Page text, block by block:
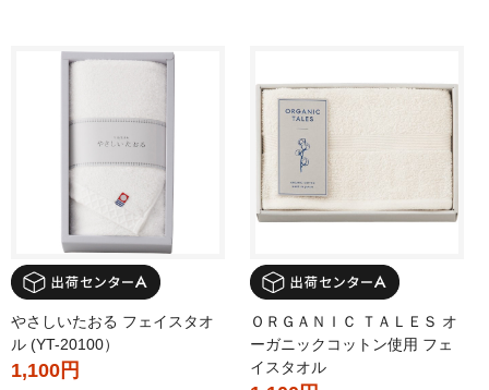
やさしいたおる フェイスタオ
ル (YT-20100）
1,100円
ＯＲＧＡＮＩＣ ＴＡＬＥＳ オ
ーガニックコットン使用 フェ
イスタオル